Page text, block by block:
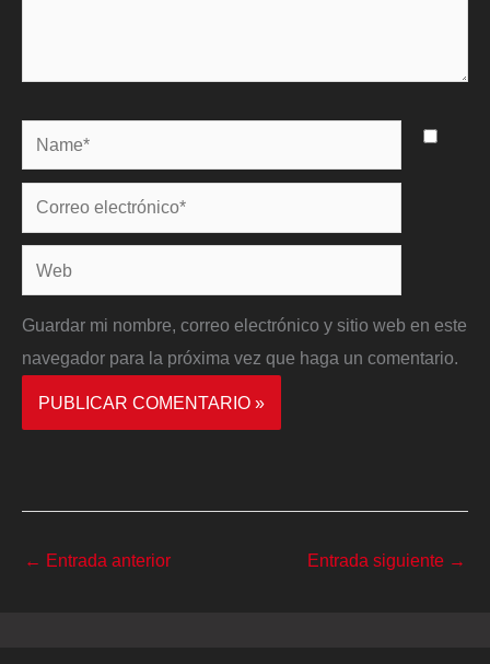
Name*
Correo
electrónico*
Web
Guardar mi nombre, correo electrónico y sitio web en este
navegador para la próxima vez que haga un comentario.
← Entrada anterior Entrada siguiente →